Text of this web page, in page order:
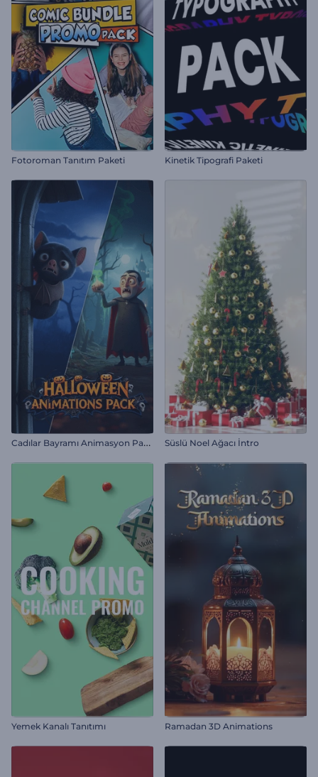
Fotoroman Tanıtım Paketi Kinetik Tipografi Paketi
C
adılar Bayramı Animasyon Paketi Süslü Noel Ağacı İntro
Yemek Kanalı Tanıtımı Ramadan 3D Animations